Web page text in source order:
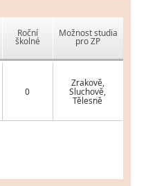
Roční
školné
Možnost studia
pro ZP
0
Zrakově,
Sluchově,
Tělesně